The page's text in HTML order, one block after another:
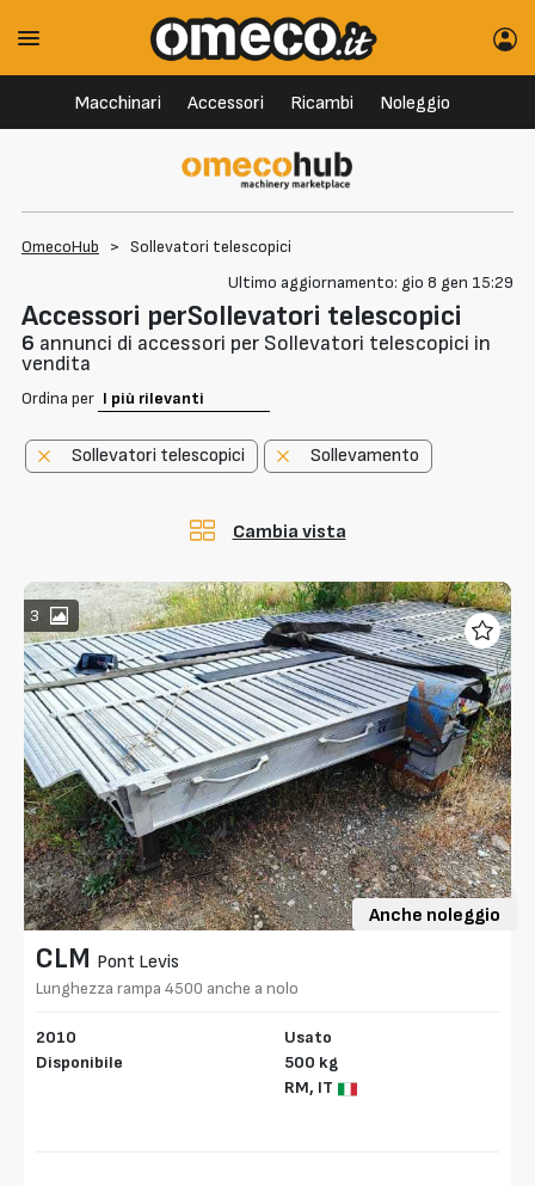
Macchinari Accessori Ricambi Noleggio
OmecoHub > Sollevatori telescopici
Ultimo aggiornamento: gio 8 gen 15:29
Accessori perSollevatori telescopici
6 annunci di accessori per Sollevatori telescopici in
vendita
Ordina per
Sollevatori telescopici Sollevamento
Cambia vista
3
Anche noleggio
CLM Pont Levis
Lunghezza rampa 4500 anche a nolo
2010
Disponibile
Usato
500 kg
RM, IT